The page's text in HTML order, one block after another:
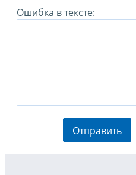
Ошибка в тексте:
Отправить